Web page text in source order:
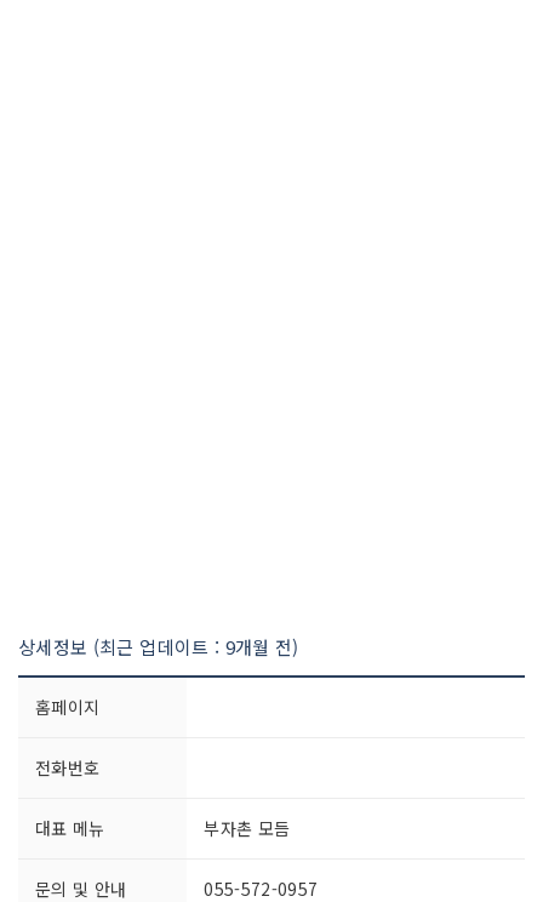
상세정보 (최근 업데이트 : 9개월 전)
홈페이지
전화번호
대표 메뉴 부자촌 모듬
문의 및 안내 055-572-0957